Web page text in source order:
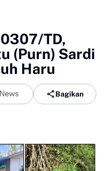
TD,
(Purn) Sardi
Haru
Bagikan